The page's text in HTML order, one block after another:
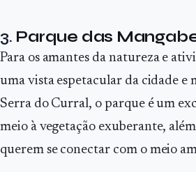
3. Parque das
Para os amantes da natureza e
uma vista espetacular da cidade e
Serra do Curral, o parque é um
meio à vegetação exuberante,
querem se conectar com o meio